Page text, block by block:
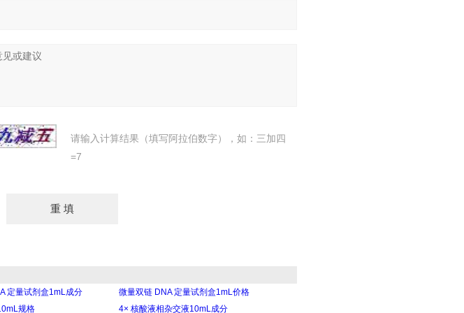
请输入计算结果（填写阿拉伯数字），如：三加四
=7
定量试剂盒1mL成分
微量双链 DNA 定量试剂盒1mL价格
规格 4× 核酸液相杂交液10mL成分